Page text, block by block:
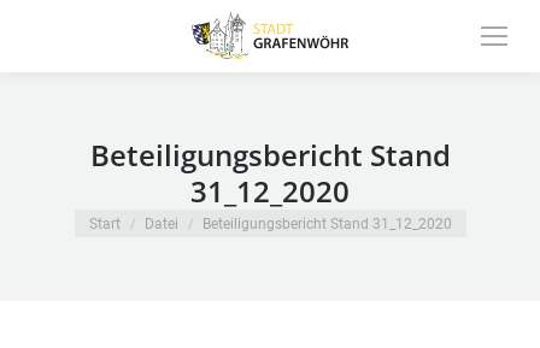
Beteiligungsbericht Stand
31_12_2020
Sie befinden sich hier:
Start Datei Beteiligungsbericht Stand 31_12_2020